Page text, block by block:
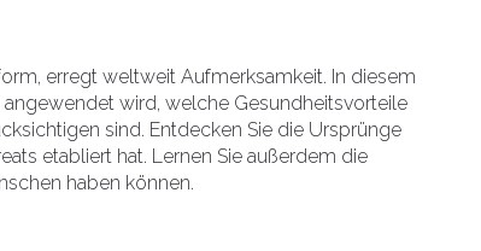
erregt weltweit Aufmerksamkeit. In diesem
wird, welche Gesundheitsvorteile
sind. Entdecken Sie die Ursprünge
etabliert hat. Lernen Sie außerdem die
haben können.